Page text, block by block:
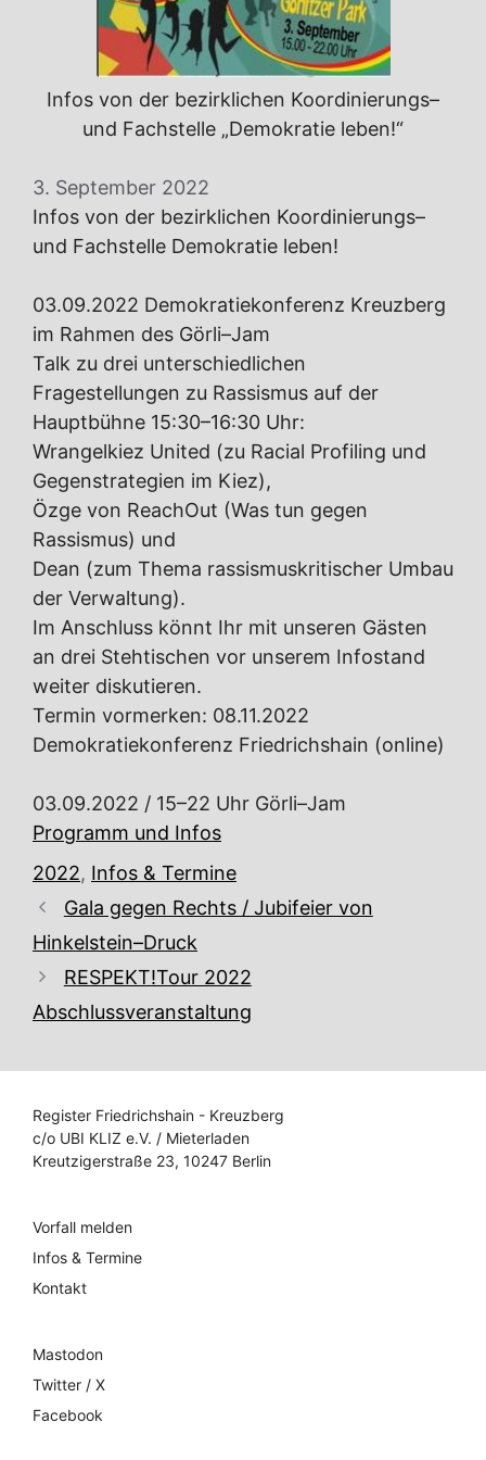
Infos von der bezirklichen Koordinierungs–
und Fachstelle „Demokratie leben!“
3. September 2022
Infos von der bezirklichen Koordinierungs–
und Fachstelle Demokratie leben!
03.09.2022 Demokratiekonferenz Kreuzberg
im Rahmen des Görli–Jam
Talk zu drei unterschiedlichen
Fragestellungen zu Rassismus auf der
Hauptbühne 15:30–16:30 Uhr:
Wrangelkiez United (zu Racial Profiling und
Gegenstrategien im Kiez),
Özge von ReachOut (Was tun gegen
Rassismus) und
Dean (zum Thema rassismuskritischer Umbau
der Verwaltung).
Im Anschluss könnt Ihr mit unseren Gästen
an drei Stehtischen vor unserem Infostand
weiter diskutieren.
Termin vormerken: 08.11.2022
Demokratiekonferenz Friedrichshain (online)
03.09.2022 / 15–22 Uhr Görli–Jam
Programm und Infos
Kategorien
2022, Infos & Termine
Gala gegen Rechts / Jubifeier von
Hinkelstein–Druck
RESPEKT!Tour 2022
Abschlussveranstaltung
Register Friedrichshain - Kreuzberg
c/o UBI KLIZ e.V. / Mieterladen
Kreutzigerstraße 23, 10247 Berlin
Vorfall melden
Infos & Termine
Kontakt
Mastodon
Twitter / X
Facebook